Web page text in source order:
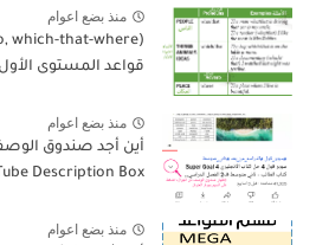
منذ بضع اعوام
قواعد المستوى الأول
منذ بضع اعوام
أين أجد صندوق
Description Box
منذ بضع اعوام